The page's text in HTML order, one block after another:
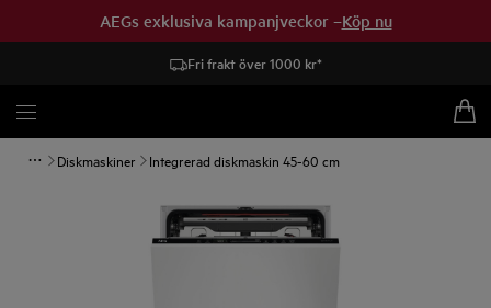
AEGs exklusiva kampanjveckor –Köp nu
Fri frakt över 1000 kr*
Diskmaskiner Integrerad diskmaskin 45-60 cm